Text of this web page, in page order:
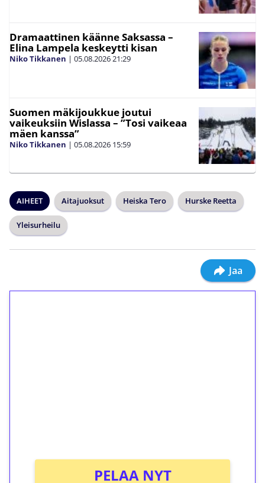
Dramaattinen käänne Saksassa –
Elina Lampela keskeytti kisan
Niko Tikkanen | 05.08.202621:29
Suomen mäkijoukkue joutui
vaikeuksiin Wislassa – ”Tosi vaikeaa
mäen kanssa”
Niko Tikkanen | 05.08.2026 15:59
AIHEET Aitajuoksut Heiska Tero Hurske Reetta
Yleisurheilu
Jaa
PELAA NYT